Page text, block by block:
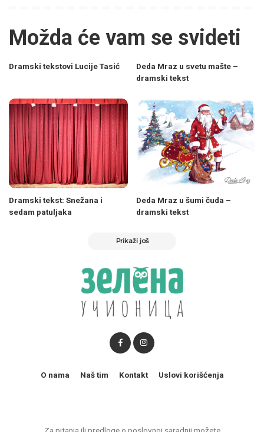
Možda će vam se svideti
Dramski tekstovi Lucije Tasić
Deda Mraz u svetu mašte –
dramski tekst
Dramski tekst: Snežana i
sedam patuljaka
Deda Mraz u šumi čuda –
dramski tekst
Prikaži još
O nama Naš tim Kontakt Uslovi korišćenja